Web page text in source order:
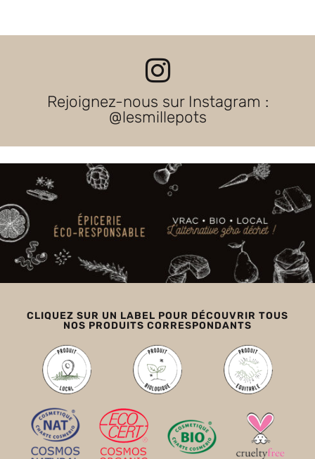
Rejoignez-nous sur Instagram :
@lesmillepots
CLIQUEZ SUR UN LABEL POUR DÉCOUVRIR TOUS
NOS PRODUITS CORRESPONDANTS